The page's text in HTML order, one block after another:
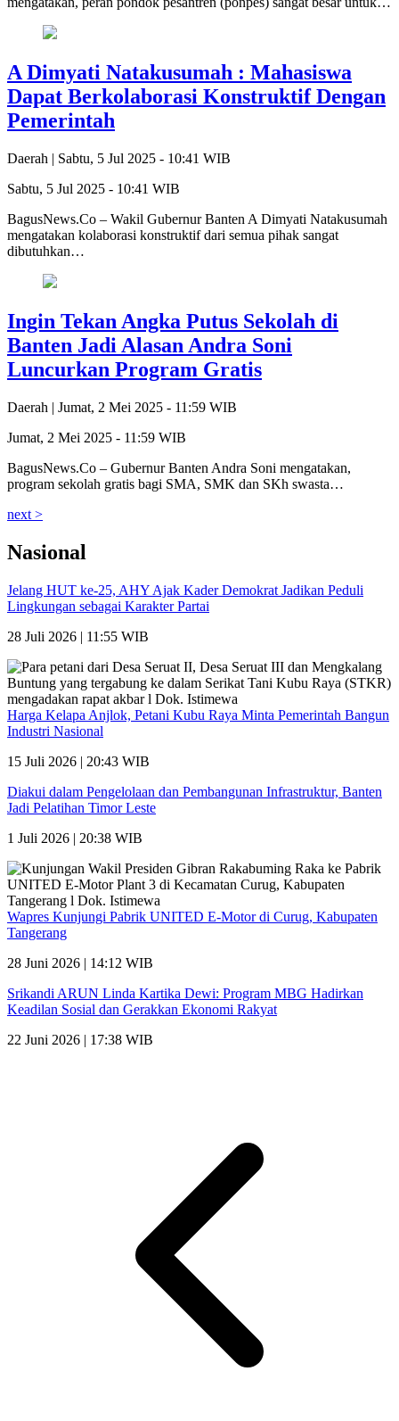
A Dimyati Natakusumah : Mahasiswa
Dapat Berkolaborasi Konstruktif Dengan
Pemerintah
Daerah | Sabtu, 5 Jul 2025 - 10:41 WIB
Sabtu, 5 Jul 2025 - 10:41 WIB
BagusNews.Co – Wakil Gubernur Banten A Dimyati Natakusumah
mengatakan kolaborasi konstruktif dari semua pihak sangat
dibutuhkan…
Ingin Tekan Angka Putus Sekolah di
Banten Jadi Alasan Andra Soni
Luncurkan Program Gratis
Daerah | Jumat, 2 Mei 2025 - 11:59 WIB
Jumat, 2 Mei 2025 - 11:59 WIB
BagusNews.Co – Gubernur Banten Andra Soni mengatakan,
program sekolah gratis bagi SMA, SMK dan SKh swasta…
next >
Nasional
Jelang HUT ke-25, AHY Ajak Kader Demokrat Jadikan Peduli
Lingkungan sebagai Karakter Partai
28 Juli 2026 | 11:55 WIB
Harga Kelapa Anjlok, Petani Kubu Raya Minta Pemerintah Bangun
Industri Nasional
15 Juli 2026 | 20:43 WIB
Diakui dalam Pengelolaan dan Pembangunan Infrastruktur, Banten
Jadi Pelatihan Timor Leste
1 Juli 2026 | 20:38 WIB
Wapres Kunjungi Pabrik UNITED E-Motor di Curug, Kabupaten
Tangerang
28 Juni 2026 | 14:12 WIB
Srikandi ARUN Linda Kartika Dewi: Program MBG Hadirkan
Keadilan Sosial dan Gerakkan Ekonomi Rakyat
22 Juni 2026 | 17:38 WIB